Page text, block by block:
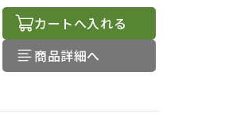
カートへ入れる
商品詳細へ